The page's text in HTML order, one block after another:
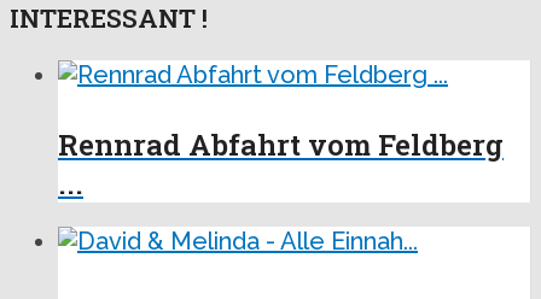
INTERESSANT !
Rennrad Abfahrt vom Feldberg
...